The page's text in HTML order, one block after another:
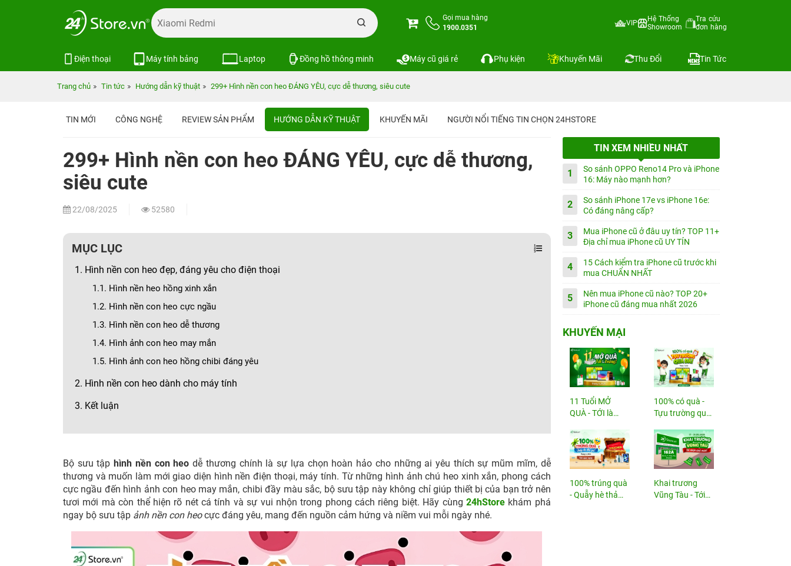
Gọi mua hàng
1900.0351
VIP
Hệ Thống
Showroom
Tra cứu
đơn hàng
Điện thoại Máy tính bảng Laptop Đồng hồ thông minh Máy cũ giá rẻ Phụ kiện Khuyến Mãi Thu Đổi Tin Tức
Trang chủ Tin tức Hướng dẫn kỹ thuật 299+ Hình nền con heo ĐÁNG YÊU, cực dễ thương, siêu cute
TIN MỚI CÔNG NGHỆ REVIEW SẢN PHẨM HƯỚNG DẪN KỸ THUẬT KHUYẾN MÃI NGƯỜI NỔI TIẾNG TIN CHỌN 24HSTORE
299+ Hình nền con heo ĐÁNG YÊU, cực dễ thương,
siêu cute
22/08/2025 52580
MỤC LỤC
1. Hình nền con heo đẹp, đáng yêu cho điện thoại
1.1. Hình nền heo hồng xinh xắn
1.2. Hình nền con heo cực ngầu
1.3. Hình nền con heo dễ thương
1.4. Hình ảnh con heo may mắn
1.5. Hình ảnh con heo hồng chibi đáng yêu
2. Hình nền con heo dành cho máy tính
3. Kết luận
Bộ sưu tập hình nền con heo dễ thương chính là sự lựa chọn hoàn hảo cho những ai yêu thích sự mũm mĩm, dễ
thương và muốn làm mới giao diện hình nền điện thoại, máy tính. Từ những hình ảnh chú heo xinh xắn, phong cách
cực ngầu đến hình ảnh con heo may mắn, chibi đầy màu sắc, bộ sưu tập này không chỉ giúp thiết bị của bạn trở nên
tươi mới mà còn thể hiện rõ nét cá tính và sự vui nhộn trong phong cách riêng biệt. Hãy cùng 24hStorekhám phá
ngay bộ sưu tập ảnh nền con heocực đáng yêu, mang đến nguồn cảm hứng và niềm vui mỗi ngày nhé.
TIN XEM NHIỀU NHẤT
1
So sánh OPPO Reno14 Pro và iPhone
16: Máy nào mạnh hơn?
2
So sánh iPhone 17e vs iPhone 16e:
Có đáng nâng cấp?
3
Mua iPhone cũ ở đâu uy tín? TOP 11+
Địa chỉ mua iPhone cũ UY TÍN
4
15 Cách kiểm tra iPhone cũ trước khi
mua CHUẨN NHẤT
5
Nên mua iPhone cũ nào? TOP 20+
iPhone cũ đáng mua nhất 2026
KHUYẾN MẠI
11 Tuổi MỞ
QUÀ - TỚI là
100% có quà -
Tựu trường quá
100% trúng quà
- Quẫy hè thả
Khai trương
Vũng Tàu - Tới